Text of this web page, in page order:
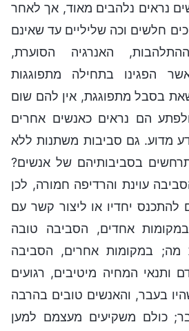
נראים נלהבים מאוד, אך לאחר
חלשים וכה שליליים עד שאינם
האנרגיה הסוערת,
הפגינו בתחילה מתפוגגות
בסבל מתפוגגת, אין להם שום
הם נראים כאנשים אחרים
מדוע. גם סביבות משתנות ללא
בסביבותיהם של אנשים?
עוינת והרדיפה חמורה, לכן
להתכנס יחדיו או ליצור קשר עם
אחדים, הסביבה טובה
מה; במקומות אחרים, הסביבה
ותנאי המחיה מיטיבים, רגועים
בעבר, והאנשים טובים בהרבה
כולם משקיעים מעצמם למען